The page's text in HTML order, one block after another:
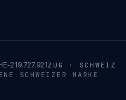
219.727.921ZUG · SCHWEIZ
SCHWEIZER MARKE